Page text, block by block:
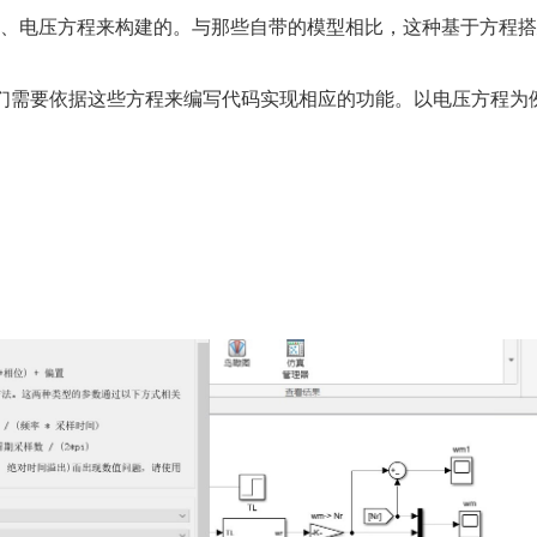
电压方程来构建的。与那些自带的模型相比，这种基于方程
要依据这些方程来编写代码实现相应的功能。以电压方程为